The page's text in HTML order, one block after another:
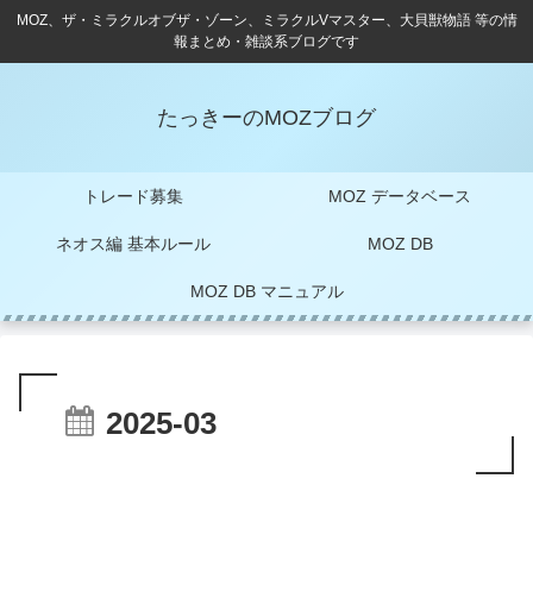
MOZ、ザ・ミラクルオブザ・ゾーン、ミラクルVマスター、大貝獣物語 等の情
報まとめ・雑談系ブログです
たっきーのMOZブログ
トレード募集 MOZ データベース
ネオス編 基本ルール MOZ DB
MOZ DB マニュアル
2025-03